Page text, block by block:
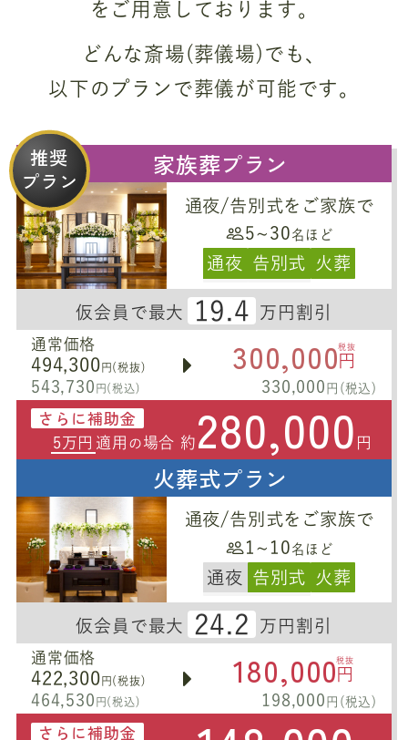
をご用意しております。
どんな斎場(葬儀場)でも、
以下のプランで葬儀が可能です。
推奨
プラン
家族葬プラン
通夜/告別式をご家族で
5~30 名ほど
通夜 告別式 火葬
仮会員で最大 19.4 万円割引
通常価格
494,300 円(税抜)
543,730 円(税込)
300,000税抜
円
330,000 円(税込)
さらに補助金
5万円 適用 の 場合 約 280,000 円
火葬式プラン
通夜/告別式をご家族で
1~10 名ほど
通夜 告別式 火葬
仮会員で最大 24.2 万円割引
通常価格
422,300 円(税抜)
464,530 円(税込)
180,000税抜
円
198,000 円(税込)
さらに補助金